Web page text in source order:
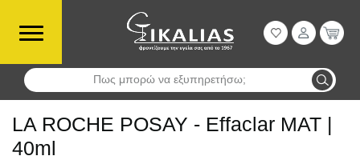
Πως μπορώ να εξυπηρετήσω;
Αναζήτηση
LA ROCHE POSAY - Effaclar MAT |
40ml